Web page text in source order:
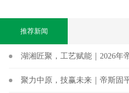
推荐新闻
湖湘匠聚，工艺赋能｜2026年
聚力中原，技赢未来｜帝斯固